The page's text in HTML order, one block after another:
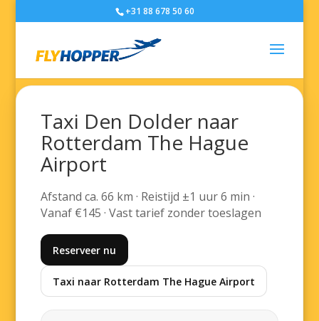
+31 88 678 50 60
Taxi Den Dolder naar
Rotterdam The Hague
Airport
Afstand ca. 66 km · Reistijd ±1 uur 6 min ·
Vanaf €145 · Vast tarief zonder toeslagen
Reserveer nu
Taxi naar Rotterdam The Hague Airport